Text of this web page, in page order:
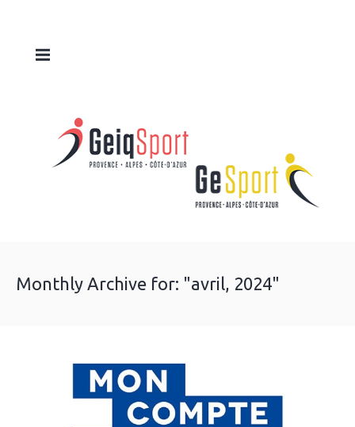
Monthly Archive for: "avril, 2024"